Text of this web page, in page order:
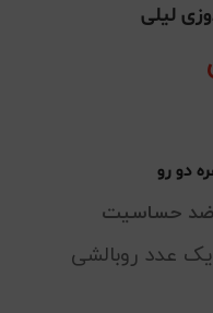
لیلی
دو رو
حساسیت
عدد روبالشی